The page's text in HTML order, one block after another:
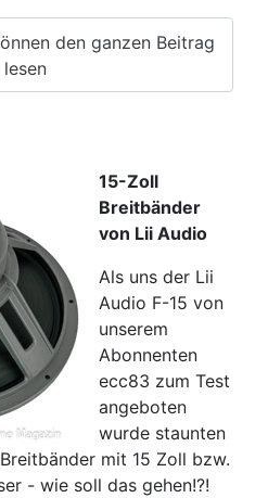
den ganzen Beitrag
lesen
15-Zoll
Breitbänder
von Lii Audio
Als uns der Lii
Audio F-15 von
unserem
Abonnenten
ecc83 zum Test
angeboten
wurde staunten
mit 15 Zoll bzw.
- wie soll das gehen!?!